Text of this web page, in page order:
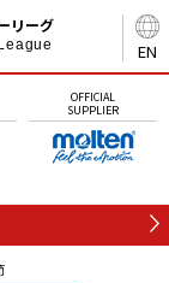
EN
リーグ
OFFICIAL
SUPPLIER